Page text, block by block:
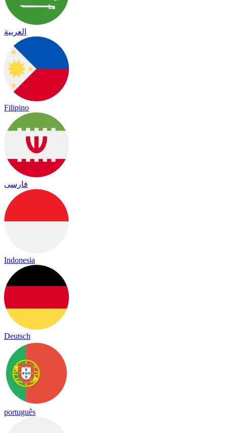
العربية
Filipino
فارسی
Indonesia
Deutsch
português